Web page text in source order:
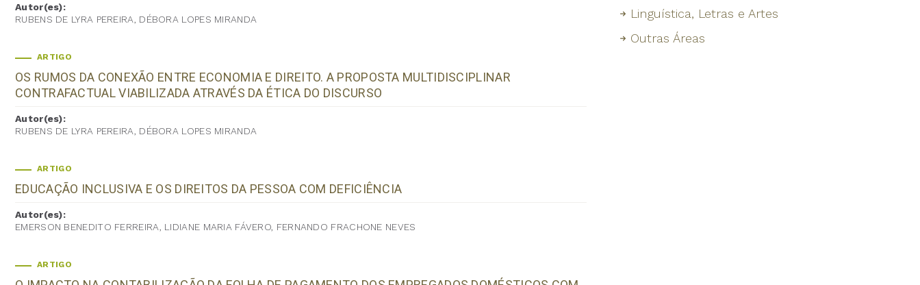
Autor(es):
RUBENS DE LYRA PEREIRA, DÉBORA LOPES MIRANDA
ARTIGO
OS RUMOS DA CONEXÃO ENTRE ECONOMIA E DIREITO. A PROPOSTA MULTIDISCIPLINAR
CONTRAFACTUAL VIABILIZADA ATRAVÉS DA ÉTICA DO DISCURSO
Autor(es):
RUBENS DE LYRA PEREIRA, DÉBORA LOPES MIRANDA
ARTIGO
EDUCAÇÃO INCLUSIVA E OS DIREITOS DA PESSOA COM DEFICIÊNCIA
Autor(es):
EMERSON BENEDITO FERREIRA, LIDIANE MARIA FÁVERO, FERNANDO FRACHONE NEVES
ARTIGO
Linguística, Letras e Artes
Outras Áreas